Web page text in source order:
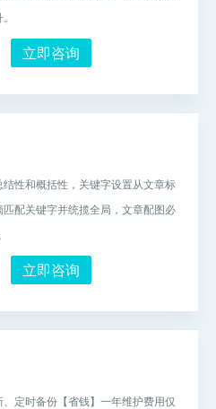
立即咨询
性和概括性，关键字设置从文章标
配关键字并统揽全局，文章配图必
立即咨询
、定时备份【省钱】一年维护费用仅